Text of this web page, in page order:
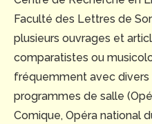
Faculté des Lettres de
plusieurs ouvrages et
comparatistes ou
fréquemment avec
programmes de salle
Comique, Opéra national